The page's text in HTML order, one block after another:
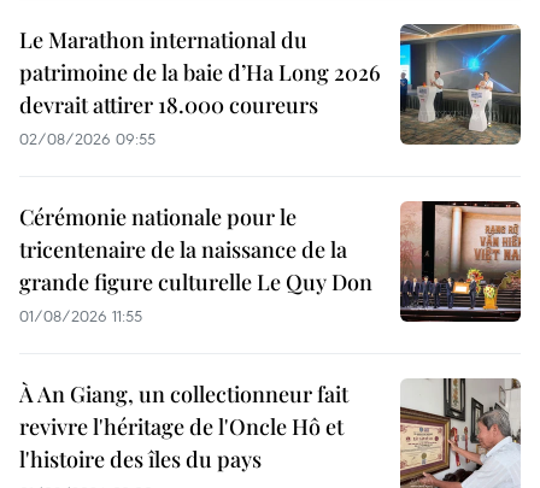
Le Marathon international du
patrimoine de la baie d’Ha Long 2026
devrait attirer 18.000 coureurs
02/08/2026 09:55
Cérémonie nationale pour le
tricentenaire de la naissance de la
grande figure culturelle Le Quy Don
01/08/2026 11:55
À An Giang, un collectionneur fait
revivre l'héritage de l'Oncle Hô et
l'histoire des îles du pays